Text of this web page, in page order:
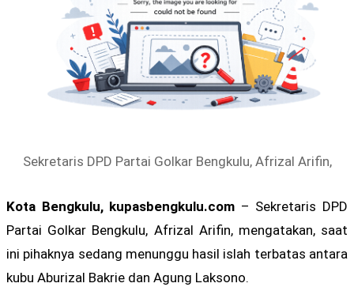
Sekretaris DPD Partai Golkar Bengkulu, Afrizal Arifin,
Kota Bengkulu, kupasbengkulu.com – Sekretaris DPD
Partai Golkar Bengkulu, Afrizal Arifin, mengatakan, saat
ini pihaknya sedang menunggu hasil islah terbatas antara
kubu Aburizal Bakrie dan Agung Laksono.